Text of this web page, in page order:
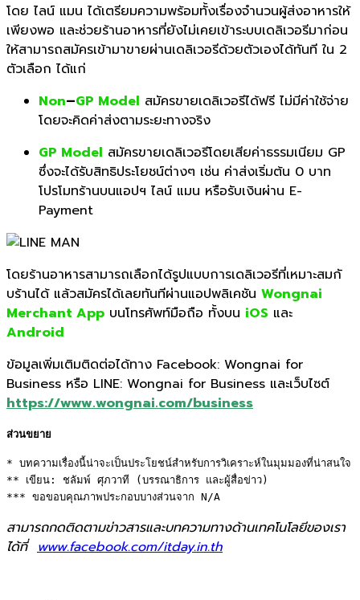
โดย ไลน์ แมน ได้เตรียมความพร้อมทั้งเรื่องจำนวนผู้ส่งอาหารให้
เพียงพอ และช่วยร้านอาหารที่ยังไม่เคยเข้าระบบเดลิเวอรีมาก่อน
ให้สามารถสมัครเข้ามาขายผ่านเดลิเวอรีด้วยตัวเองได้ทันที ใน 2
ตัวเลือก ได้แก่
Non–GP Model สมัครขายเดลิเวอรีได้ฟรี ไม่มีค่าใช้จ่าย
โดยจะคิดค่าส่งตามระยะทางจริง
GP Model สมัครขายเดลิเวอรีโดยเสียค่าธรรมเนียม GP
ซึ่งจะได้รับสิทธิประโยชน์ต่างๆ เช่น ค่าส่งเริ่มต้น 0 บาท
โปรโมทร้านบนแอปฯ ไลน์ แมน หรือรับเงินผ่าน E-
Payment
โดยร้านอาหารสามารถเลือกได้รูปแบบการเดลิเวอรีที่เหมาะสมกั
บร้านได้ แล้วสมัครได้เลยทันทีผ่านแอปพลิเคชัน Wongnai
Merchant App บนโทรศัพท์มือถือ ทั้งบน iOS และ
Android
ข้อมูลเพิ่มเติมติดต่อได้ทาง Facebook: Wongnai for
Business หรือ LINE: Wongnai for Business และเว็บไซต์
https://www.wongnai.com/business
ส่วนขยาย
* บทความเรื่องนี้น่าจะเป็นประโยชน์สำหรับการวิเคราะห์ในมุมมองที่น่าสนใจ
** เขียน: ชลัมพ์ ศุภวาที (บรรณาธิการ และผู้สื่อข่าว)
*** ขอขอบคุณภาพประกอบบางส่วนจาก N/A
สามารถกดติดตามข่าวสารและบทความทางด้านเทคโนโลยีของเรา
ได้ที่ www.facebook.com/itday.in.th